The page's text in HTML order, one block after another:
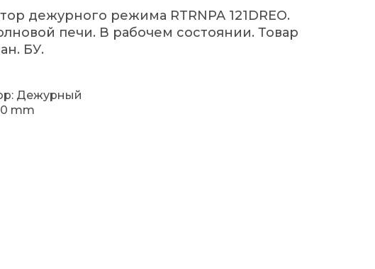
дежурного режима RTRNPA 121DREO.
печи. В рабочем состоянии. Товар
БУ.
Дежурный
mm